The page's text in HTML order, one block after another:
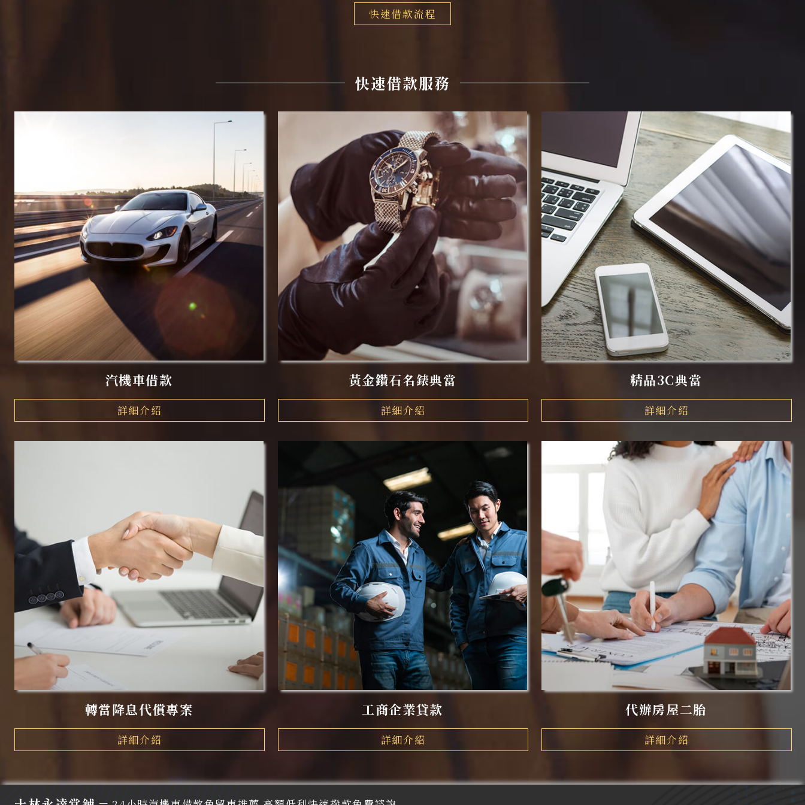
快速借款流程
快速借款服務
汽機車借款
詳細介紹
黃金鑽石名錶典當
詳細介紹
精品3C典當
詳細介紹
轉當降息代償專案
詳細介紹
工商企業貸款
詳細介紹
代辦房屋二胎
詳細介紹
—